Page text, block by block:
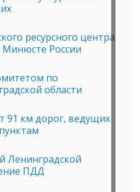
ресурсного центра
России
по
области
91 км дорог, ведущих
Ленинградской
ПДД